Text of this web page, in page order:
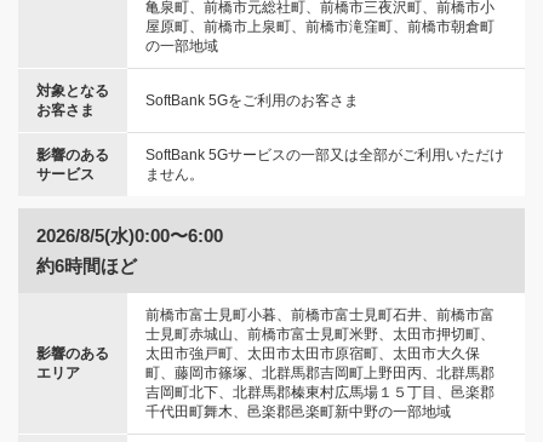
亀泉町、前橋市元総社町、前橋市三夜沢町、前橋市小
屋原町、前橋市上泉町、前橋市滝窪町、前橋市朝倉町
の一部地域
対象となる
お客さま
SoftBank 5Gをご利用のお客さま
影響のある
サービス
SoftBank 5Gサービスの一部又は全部がご利用いただけ
ません。
2026/8/5(水)0:00〜6:00
約6時間ほど
影響のある
エリア
前橋市富士見町小暮、前橋市富士見町石井、前橋市富
士見町赤城山、前橋市富士見町米野、太田市押切町、
太田市強戸町、太田市太田市原宿町、太田市大久保
町、藤岡市篠塚、北群馬郡吉岡町上野田丙、北群馬郡
吉岡町北下、北群馬郡榛東村広馬場１５丁目、邑楽郡
千代田町舞木、邑楽郡邑楽町新中野の一部地域